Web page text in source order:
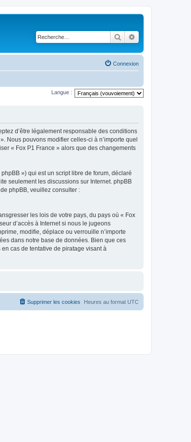
Rechercher
Connexion
Langue :
d’être légalement responsable des conditions
Nous pouvons modifier celles-ci à n’importe quel
« Fox P1 France » alors que des changements
») qui est un script libre de forum, déclaré
seulement les discussions sur Internet. phpBB
phpBB, veuillez consulter :
les lois de votre pays, du pays où « Fox
d’accès à Internet si nous le jugeons
modifie, déplace ou verrouille n’importe
dans notre base de données. Bien que ces
cas de tentative de piratage visant à
Heures au format UTC
Supprimer les cookies